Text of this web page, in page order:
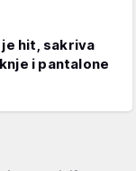
hit, sakriva
i pantalone